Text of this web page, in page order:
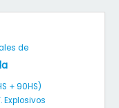
de
+ 90HS)
Explosivos